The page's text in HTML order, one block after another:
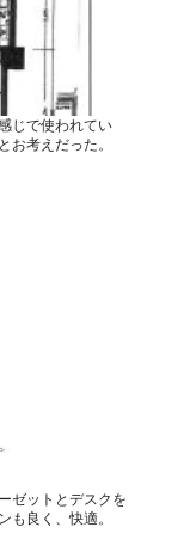
じで使われてい
お考えだった。
ゼットとデスクを
も良く、快適。